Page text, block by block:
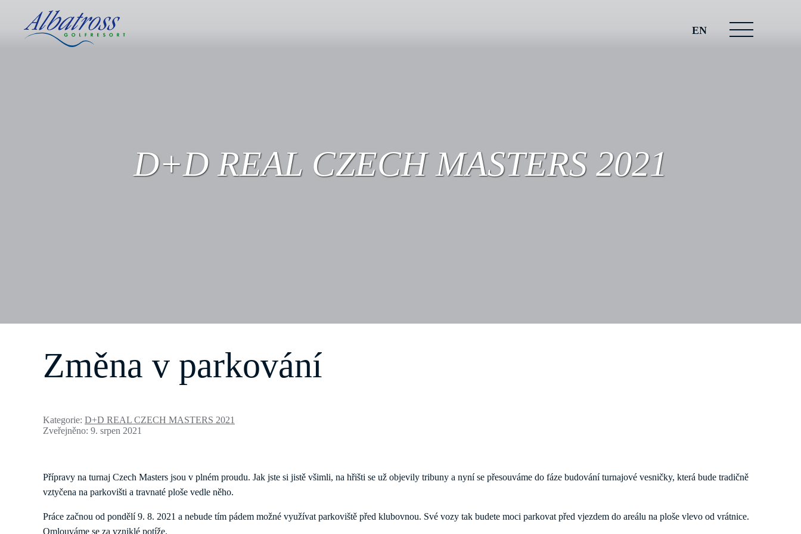
EN
D+D REAL CZECH MASTERS 2021
Změna v parkování
Kategorie: D+D REAL CZECH MASTERS 2021
Zveřejněno: 9. srpen 2021
Přípravy na turnaj Czech Masters jsou v plném proudu. Jak jste si jistě všimli, na hřišti se už objevily tribuny a nyní se přesouváme do fáze budování turnajové vesničky, která bude tradičně
vztyčena na parkovišti a travnaté ploše vedle něho.
Práce začnou od pondělí 9. 8. 2021 a nebude tím pádem možné využívat parkoviště před klubovnou. Své vozy tak budete moci parkovat před vjezdem do areálu na ploše vlevo od vrátnice.
Omlouváme se za vzniklé potíže.